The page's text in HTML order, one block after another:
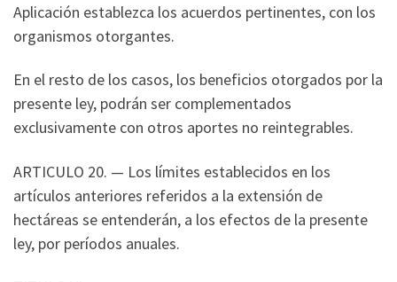
Aplicación establezca los acuerdos pertinentes, con los
organismos otorgantes.
En el resto de los casos, los beneficios otorgados por la
presente ley, podrán ser complementados
exclusivamente con otros aportes no reintegrables.
ARTICULO 20. — Los límites establecidos en los
artículos anteriores referidos a la extensión de
hectáreas se entenderán, a los efectos de la presente
ley, por períodos anuales.